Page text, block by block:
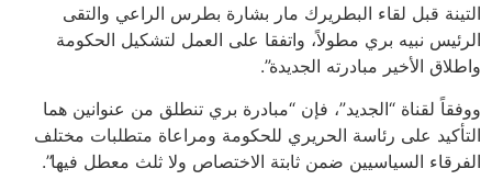
التينة قبل لقاء البطريرك مار بشارة بطرس الراعي والتقى
الرئيس نبيه بري مطولاً، واتفقا على العمل لتشكيل الحكومة
واطلاق الأخير مبادرته الجديدة”.
ووفقاً لقناة “الجديد”، فإن “مبادرة بري تنطلق من عنوانين هما
التأكيد على رئاسة الحريري للحكومة ومراعاة متطلبات مختلف
الفرقاء السياسيين ضمن ثابتة الاختصاص ولا ثلث معطل فيها”.